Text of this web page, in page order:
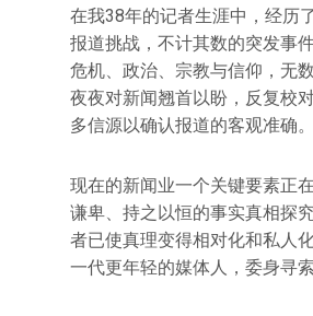
在我38年的记者生涯中，经历
报道挑战，不计其数的突发事
危机、政治、宗教与信仰，无
夜夜对新闻翘首以盼，反复校
多信源以确认报道的客观准确。
现在的新闻业一个关键要素正
谦卑、持之以恒的事实真相探
者已使真理变得相对化和私人
一代更年轻的媒体人，委身寻